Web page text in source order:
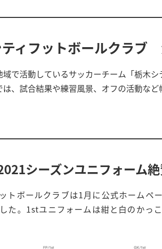
ィフットボールクラブ
で活動しているサッカーチーム「栃木シ
は、試合結果や練習風景、オフの活動など
シーズンユニフォーム絶
トボールクラブは1月に公式ホームペ
た。1stユニフォームは紺と白のかっ